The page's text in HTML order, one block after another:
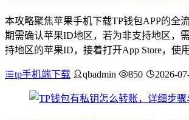
本攻略聚焦苹果手机下载TP钱包APP的全
期需确认苹果ID地区，若为非支持地区，
持地区的苹果ID，接着打开App Store，使
tp手机端下载 qbadmin 850 2026-